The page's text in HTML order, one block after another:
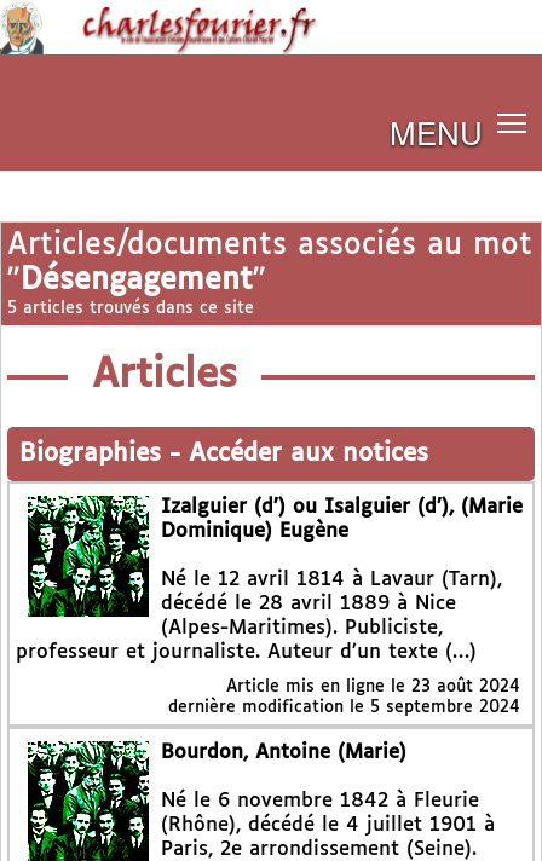
MENU
Articles/documents associés au mot
" Désengagement"
5 articles trouvés dans ce site
Articles
Biographies - Accéder aux notices
Izalguier (d’) ou Isalguier (d’), (Marie
Dominique) Eugène
Né le 12 avril 1814 à Lavaur (Tarn),
décédé le 28 avril 1889 à Nice
(Alpes-Maritimes). Publiciste,
professeur et journaliste. Auteur d’un texte (…)
Article mis en ligne le 23 août 2024
dernière modification le 5 septembre 2024
Bourdon, Antoine (Marie)
Né le 6 novembre 1842 à Fleurie
(Rhône), décédé le 4 juillet 1901 à
Paris, 2e arrondissement (Seine).